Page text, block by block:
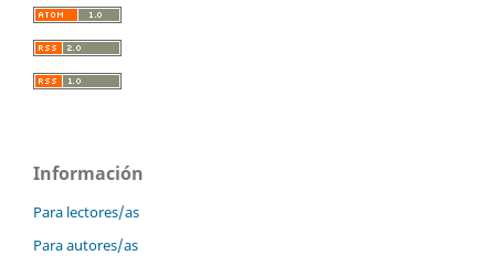
Información
Para lectores/as
Para autores/as